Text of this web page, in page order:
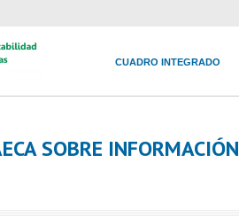
CUADRO INTEGRADO
SOBRE INFORMACIÓN